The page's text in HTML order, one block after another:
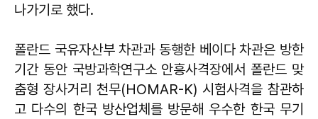
나가기로 했다.
폴란드 국유자산부 차관과 동행한 베이다 차관은 방한
기간 동안 국방과학연구소 안흥사격장에서 폴란드 맞
춤형 장사거리 천무(HOMAR-K) 시험사격을 참관하
고 다수의 한국 방산업체를 방문해 우수한 한국 무기